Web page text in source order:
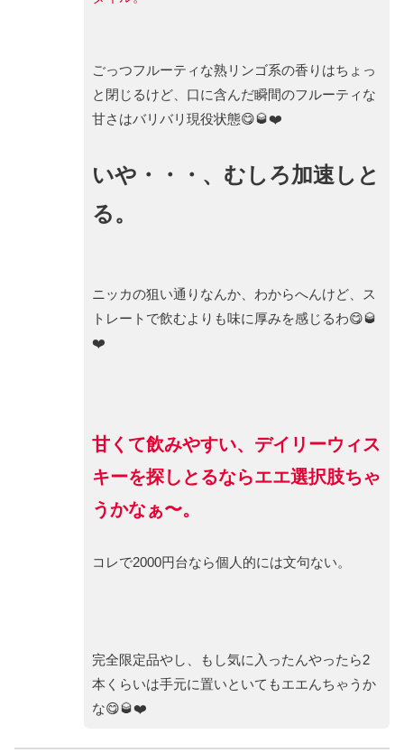
ごっつフルーティな熟リンゴ系の香りはちょっ
と閉じるけど、口に含んだ瞬間のフルーティな
甘さはバリバリ現役状態😋🥃❤️
いや・・・、むしろ加速しと
る。
ニッカの狙い通りなんか、わからへんけど、ス
トレートで飲むよりも味に厚みを感じるわ😋🥃
❤️
甘くて飲みやすい、デイリーウィス
キーを探しとるならエエ選択肢ちゃ
うかなぁ〜。
コレで2000円台なら個人的には文句ない。
完全限定品やし、もし気に入ったんやったら2
本くらいは手元に置いといてもエエんちゃうか
な😋🥃❤️